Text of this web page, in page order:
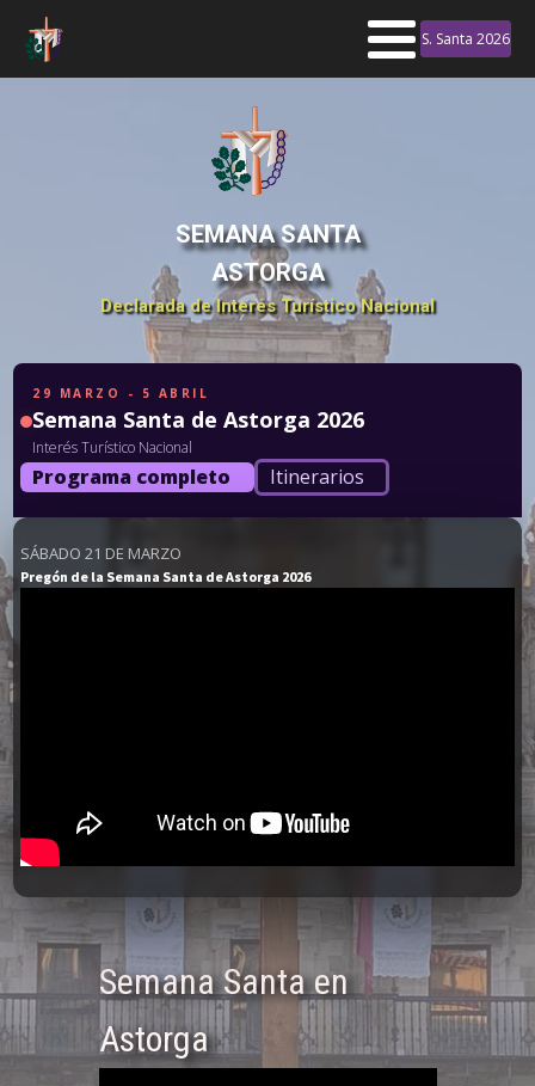
S. Santa 2026
SEMANA SANTA
ASTORGA
Declarada de Interés Turístico Nacional
29 MARZO - 5 ABRIL
Semana Santa de Astorga 2026
Interés Turístico Nacional
Programa completo Itinerarios
SÁBADO 21 DE MARZO
Pregón de la Semana Santa de Astorga 2026
Semana Santa en
Astorga